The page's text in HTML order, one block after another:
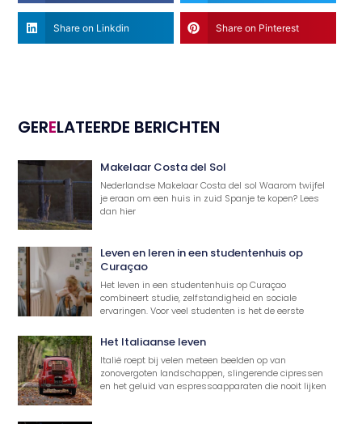
Share on Linkdin Share on Pinterest
GERELATEERDE BERICHTEN
Makelaar Costa del Sol
Nederlandse Makelaar Costa del sol Waarom twijfel
je eraan om een huis in zuid Spanje te kopen? Lees
dan hier
Leven en leren in een studentenhuis op
Curaçao
Het leven in een studentenhuis op Curaçao
combineert studie, zelfstandigheid en sociale
ervaringen. Voor veel studenten is het de eerste
Het Italiaanse leven
Italië roept bij velen meteen beelden op van
zonovergoten landschappen, slingerende cipressen
en het geluid van espressoapparaten die nooit lijken